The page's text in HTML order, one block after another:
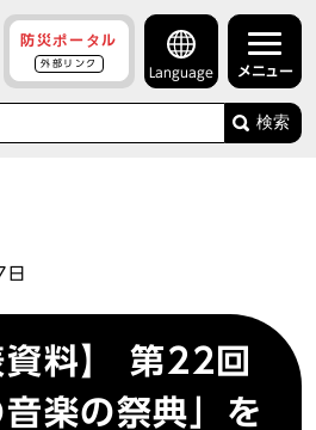
防災ポータル
外部リンク
Language メニュー
検索
資料】 第22回
音楽の祭典」を